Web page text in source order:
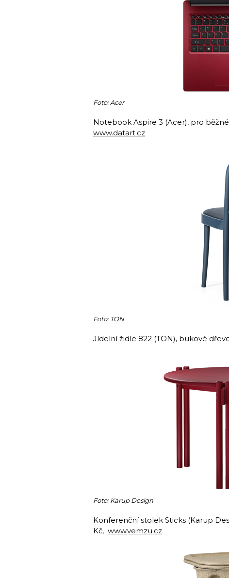
Foto: Acer
Notebook Aspire 3 (Acer), pro
www.datart.cz
Foto: TON
Jídelní židle 822 (TON), bukové
Foto: Karup Design
Konferenční stolek Sticks (Karup
Kč, www.vemzu.cz